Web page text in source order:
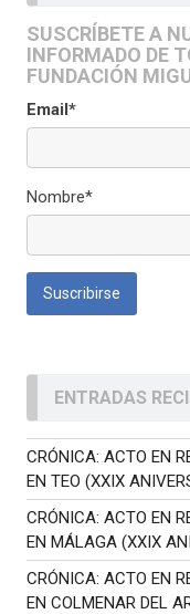
SUSCRÍBETE A
INFORMADO DE
FUNDACIÓN
Email*
Nombre*
ENTRADAS
CRÓNICA: ACTO EN
EN TEO (XXIX
CRÓNICA: ACTO EN
EN MÁLAGA (XXIX
CRÓNICA: ACTO EN
EN COLMENAR DEL